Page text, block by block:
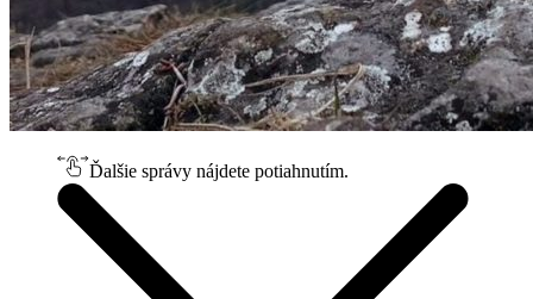
Ďalšie správy nájdete potiahnutím.